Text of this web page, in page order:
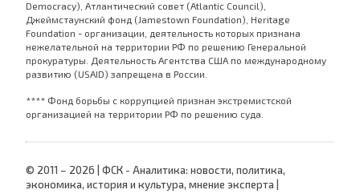
Democracy), Атлантический совет (Atlantic Council),
Джеймстаунский фонд (Jamestown Foundation), Heritage
Foundation - организации, деятельность которых признана
нежелательной на территории РФ по решению Генеральной
прокуратуры. Деятельность Агентства США по международному
развитию (USAID) запрещена в России.
**** Фонд борьбы с коррупцией признан экстремистской
организацией на территории РФ по решению суда.
© 2011 – 2026 | ФСК - Аналитика: новости, политика,
экономика, история и культура, мнение эксперта |